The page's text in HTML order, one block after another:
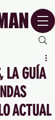
LA GUÍA
ACTUAL